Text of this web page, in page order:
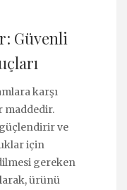
Güvenli
karşı
maddedir.
ve
için
gereken
ürünü